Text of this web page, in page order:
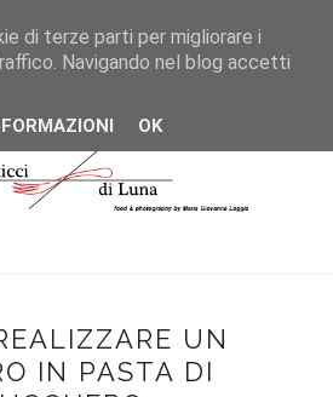
UN
IN PASTA DI
di terze parti per migliorare i
Navigando nel blog accetti
OK